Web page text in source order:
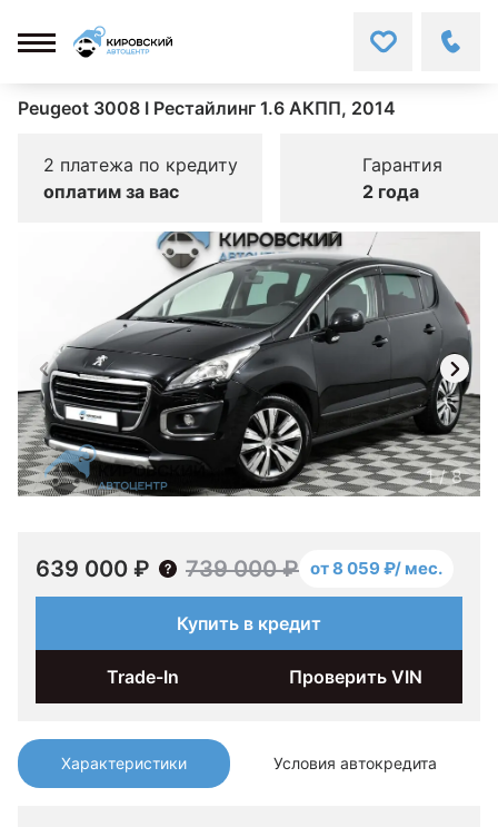
Peugeot 3008 I Рестайлинг 1.6 АКПП, 2014
2 платежа по кредиту
оплатим за вас
Гарантия
2 года
Характеристики Условия автокредита
1/8
639 000 ₽ 739 000 ₽ от 8 059 ₽/ мес.
Купить в кредит
Trade-In Проверить VIN